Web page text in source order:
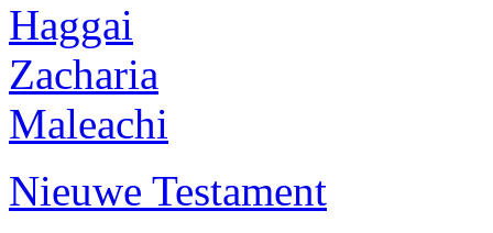
Haggai
Zacharia
Maleachi
Nieuwe Testament